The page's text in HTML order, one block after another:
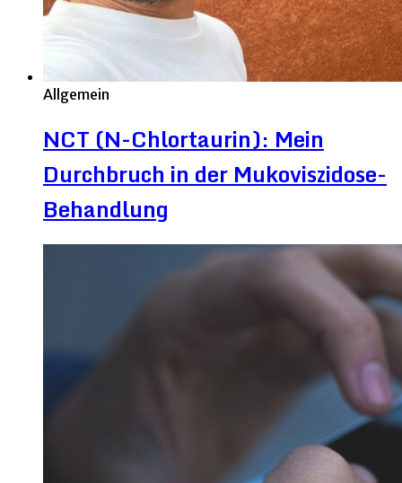
Allgemein
NCT (N-Chlortaurin): Mein
Durchbruch in der Mukoviszidose-
Behandlung